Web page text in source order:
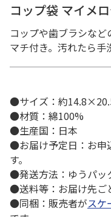
コップ袋 マイメ
コップや歯ブラシな
マチ付き。汚れたら手
●サイズ：約
●材質：綿100%
●生産国：日本
●お届け予定日：お申
す。
●発送方法：ゆうパッ
●送料等：お届け先ご
●同梱：販売者がスケ